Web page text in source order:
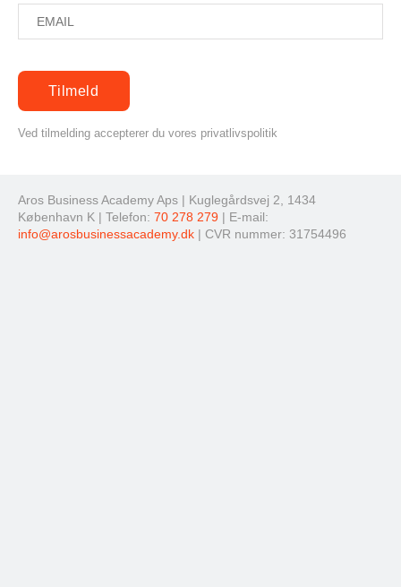
Ved tilmelding accepterer du vores privatlivspolitik
Aros Business Academy Aps | Kuglegårdsvej 2, 1434
København K | Telefon: 70 278 279 | E-mail:
info@arosbusinessacademy.dk | CVR nummer: 31754496